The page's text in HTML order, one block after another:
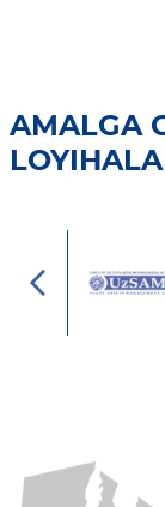
AMALGA